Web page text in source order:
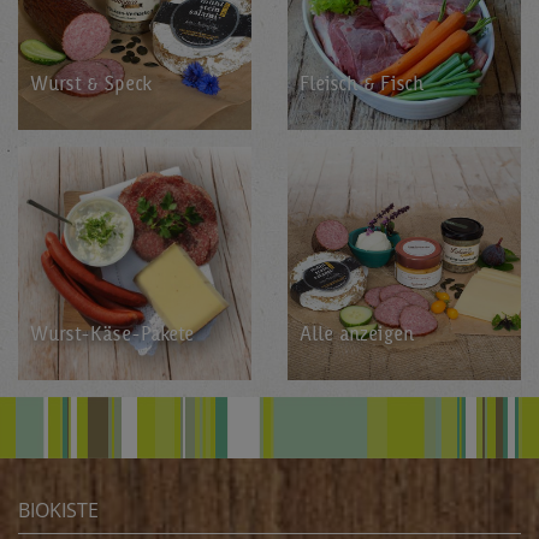
Wurst & Speck Fleisch & Fisch
Wurst-Käse-Pa­ke­te Alle an­zei­gen
BIOKISTE